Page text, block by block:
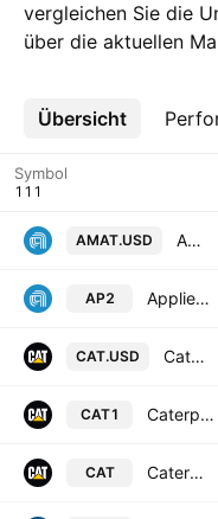
vergleichen Sie die
über die aktuellen
Übersicht
Mehr
Symbol
AMAT.USD Applied Materials, Inc.
AP2 Applied Materials, Inc.
CAT.USD Caterpillar Inc.
CAT1 Caterpillar Inc.
CAT Caterpillar Inc.